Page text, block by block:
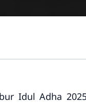
Idul Adha